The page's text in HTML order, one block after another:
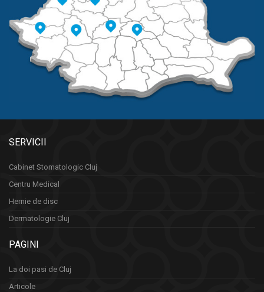
SERVICII
Cabinet Stomatologic Cluj
Centru Medical
Hernie de disc
Dermatologie Cluj
PAGINI
La doi pasi de Cluj
Articole